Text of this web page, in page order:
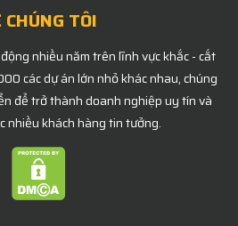
CHÚNG TÔI
nhiều năm trên lĩnh vực khắc - cắt
các dự án lớn nhỏ khác nhau, chúng
để trở thành doanh nghiệp uy tín và
nhiều khách hàng tin tưởng.